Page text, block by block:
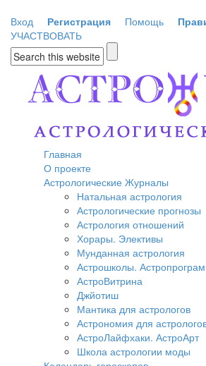
Вход
Регистрация Помощь
УЧАСТВОВАТЬ
Форма поиска
Главная
О проекте
Астрологические Журналы
Натальная астрология
Астрологические прогнозы
Астрология отношений
Хорары. Элективы
Мунданная астрология
Астрошколы.
АстроВитрина
Джйотиш
Мантика для астрологов
Астрономия для
АстроЛайфхаки. АстроАрт
Школа астрологии моды